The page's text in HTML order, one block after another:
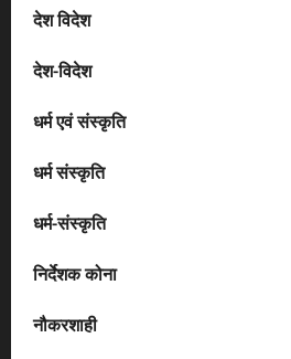
देश विदेश
देश-विदेश
धर्म एवं संस्कृति
धर्म संस्कृति
धर्म-संस्कृति
निर्देशक कोना
नौकरशाही